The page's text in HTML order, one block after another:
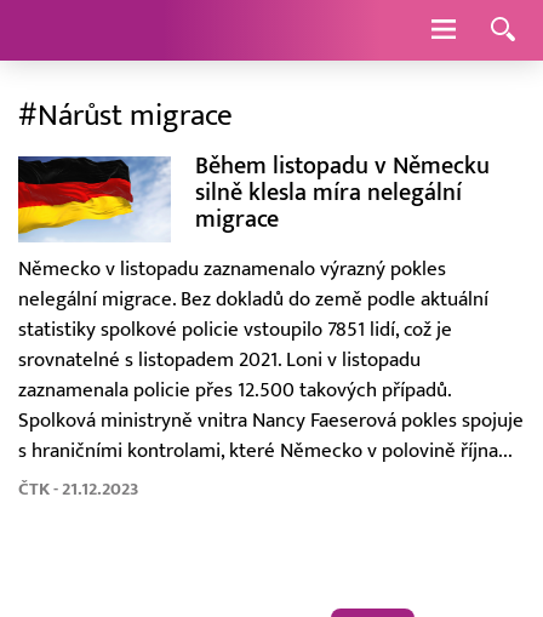
Navigace
#Nárůst migrace
Během listopadu v Německu
silně klesla míra nelegální
migrace
Německo v listopadu zaznamenalo výrazný pokles
nelegální migrace. Bez dokladů do země podle aktuální
statistiky spolkové policie vstoupilo 7851 lidí, což je
srovnatelné s listopadem 2021. Loni v listopadu
zaznamenala policie přes 12.500 takových případů.
Spolková ministryně vnitra Nancy Faeserová pokles spojuje
s hraničními kontrolami, které Německo v polovině října...
ČTK - 21.12.2023